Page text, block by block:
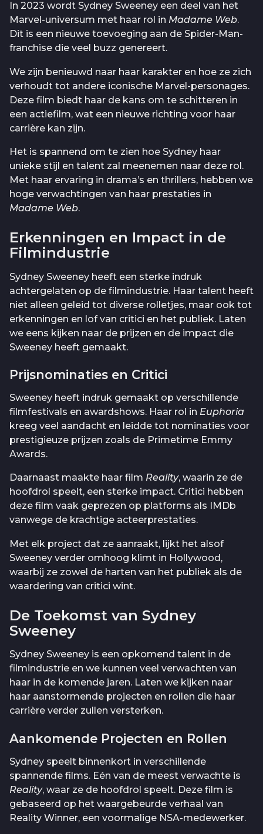
In 2023 wordt Sydney Sweeney een deel van het
Marvel-universum met haar rol in Madame Web.
Dit is een nieuwe toevoeging aan de Spider-Man-
franchise die veel buzz genereert.
We zijn benieuwd naar haar karakter en hoe ze zich
verhoudt tot andere iconische Marvel-personages.
Deze film biedt haar de kans om te schitteren in
een actiefilm, wat een nieuwe richting voor haar
carrière kan zijn.
Het is spannend om te zien hoe Sydney haar
unieke stijl en talent zal meenemen naar deze rol.
Met haar ervaring in drama’s en thrillers, hebben we
hoge verwachtingen van haar prestaties in
Madame Web.
Erkenningen en Impact in de
Filmindustrie
Sydney Sweeney heeft een sterke indruk
achtergelaten op de filmindustrie. Haar talent heeft
niet alleen geleid tot diverse rolletjes, maar ook tot
erkenningen en lof van critici en het publiek. Laten
we eens kijken naar de prijzen en de impact die
Sweeney heeft gemaakt.
Prijsnominaties en Critici
Sweeney heeft indruk gemaakt op verschillende
filmfestivals en awardshows. Haar rol in Euphoria
kreeg veel aandacht en leidde tot nominaties voor
prestigieuze prijzen zoals de Primetime Emmy
Awards.
Daarnaast maakte haar film Reality, waarin ze de
hoofdrol speelt, een sterke impact. Critici hebben
deze film vaak geprezen op platforms als IMDb
vanwege de krachtige acteerprestaties.
Met elk project dat ze aanraakt, lijkt het alsof
Sweeney verder omhoog klimt in Hollywood,
waarbij ze zowel de harten van het publiek als de
waardering van critici wint.
De Toekomst van Sydney
Sweeney
Sydney Sweeney is een opkomend talent in de
filmindustrie en we kunnen veel verwachten van
haar in de komende jaren. Laten we kijken naar
haar aanstormende projecten en rollen die haar
carrière verder zullen versterken.
Aankomende Projecten en Rollen
Sydney speelt binnenkort in verschillende
spannende films. Eén van de meest verwachte is
Reality, waar ze de hoofdrol speelt. Deze film is
gebaseerd op het waargebeurde verhaal van
Reality Winner, een voormalige NSA-medewerker.